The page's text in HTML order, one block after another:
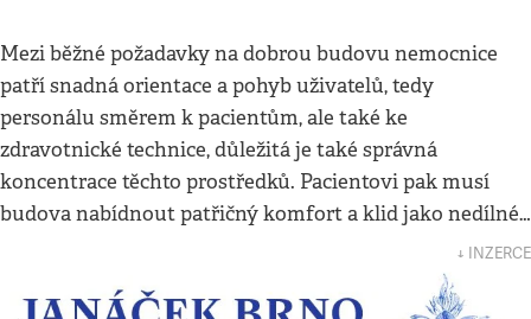
Mezi běžné požadavky na dobrou budovu nemocnice
patří snadná orientace a pohyb uživatelů, tedy
personálu směrem k pacientům, ale také ke
zdravotnické technice, důležitá je také správná
koncentrace těchto prostředků. Pacientovi pak musí
budova nabídnout patřičný komfort a klid jako nedílné…
↓ INZERCE